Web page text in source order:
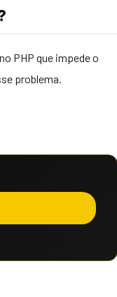
PHP que impede o
problema.